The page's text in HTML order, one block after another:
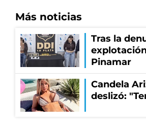
Más noticias
Tras la
Pinamar
Candela
deslizó: